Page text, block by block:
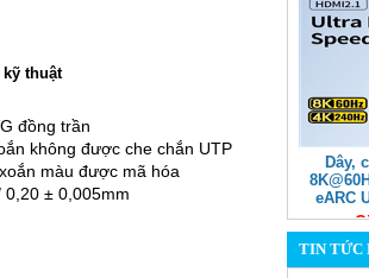
thuật
đồng trần
không được che chắn UTP
màu được mã hóa
0,20 ± 0,005mm
Dây,
eARC
TIN TỨC